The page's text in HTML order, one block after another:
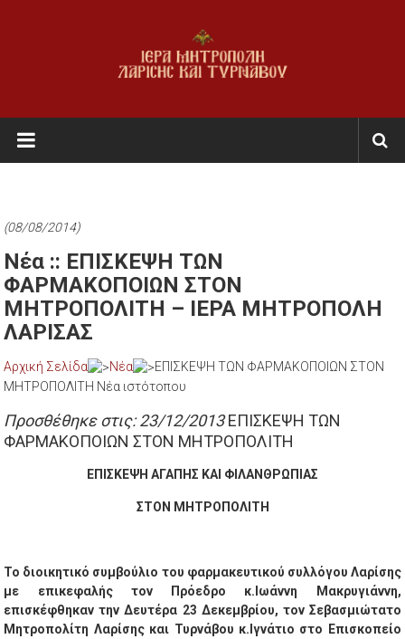
Ι.Μ.
Λαρίσης
Τυρνάβου
Εκκλησία
της
Ελλάδος
(08/08/2014)
Νέα :: ΕΠΙΣΚΕΨΗ ΤΩΝ
ΦΑΡΜΑΚΟΠΟΙΩΝ ΣΤΟΝ
ΜΗΤΡΟΠΟΛΙΤΗ – ΙΕΡΑ ΜΗΤΡΟΠΟΛΗ
ΛΑΡΙΣΑΣ
Αρχική Σελίδα Νέα
ΕΠΙΣΚΕΨΗ ΤΩΝ ΦΑΡΜΑΚΟΠΟΙΩΝ ΣΤΟΝ
ΜΗΤΡΟΠΟΛΙΤΗ Νέα ιστότοπου
Προσθέθηκε στις: 23/12/2013ΕΠΙΣΚΕΨΗ ΤΩΝ
ΦΑΡΜΑΚΟΠΟΙΩΝ ΣΤΟΝ ΜΗΤΡΟΠΟΛΙΤΗ
ΕΠΙΣΚΕΨΗ ΑΓΑΠΗΣ ΚΑΙ ΦΙΛΑΝΘΡΩΠΙΑΣ
ΣΤΟΝ ΜΗΤΡΟΠΟΛΙΤΗ
Το διοικητικό συμβούλιο του φαρμακευτικού συλλόγου Λαρίσης
με επικεφαλής τον Πρόεδρο κ.Ιωάννη Μακρυγιάννη,
επισκέφθηκαν την Δευτέρα 23 Δεκεμβρίου, τον Σεβασμιώτατο
Μητροπολίτη Λαρίσης και Τυρνάβου κ.Ιγνάτιο στο Επισκοπείο